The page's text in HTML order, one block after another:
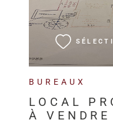
BUREAUX
LOCAL
À